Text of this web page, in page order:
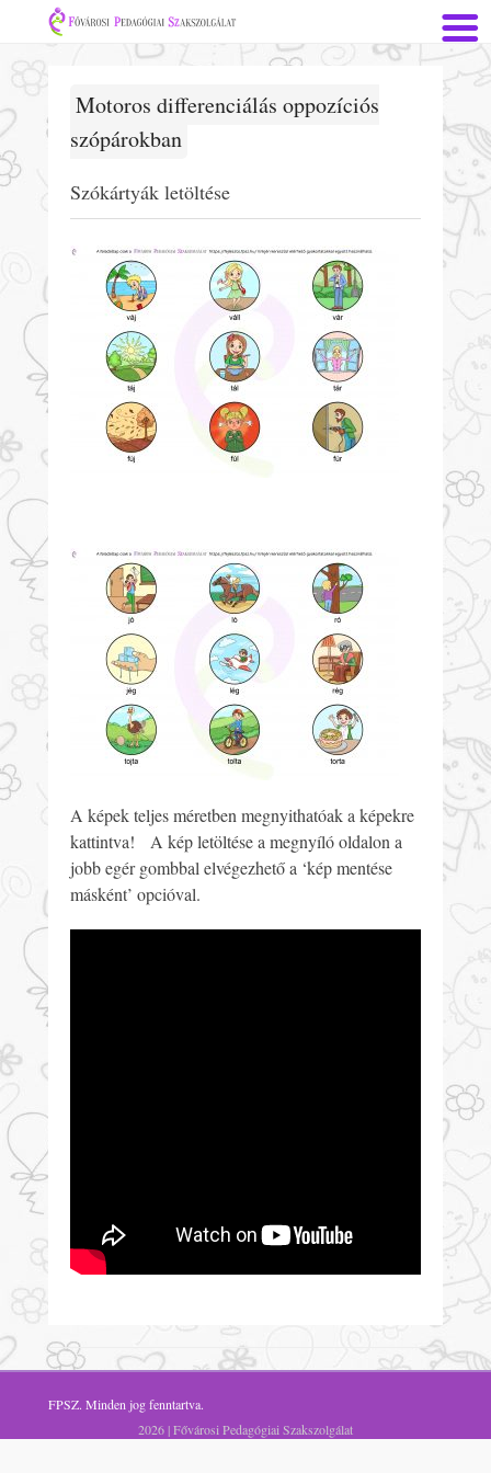
Motoros differenciálás oppozíciós
szópárokban
Szókártyák letöltése
A képek teljes méretben megnyithatóak a képekre
kattintva! A kép letöltése a megnyíló oldalon a
jobb egér gombbal elvégezhető a ‘kép mentése
másként’ opcióval.
FPSZ. Minden jog fenntartva.
2026 | Fővárosi Pedagógiai Szakszolgálat